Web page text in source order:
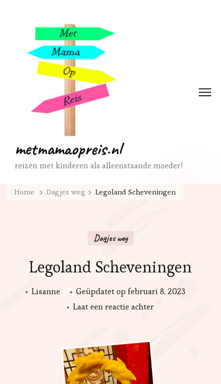
metmamaopreis.nl
reizen met kinderen als alleenstaande moeder!
Home Dagjes weg Legoland Scheveningen
Dagjes weg
Legoland Scheveningen
Lisanne Geüpdatet op februari 8, 2023
Laat een reactie achterop